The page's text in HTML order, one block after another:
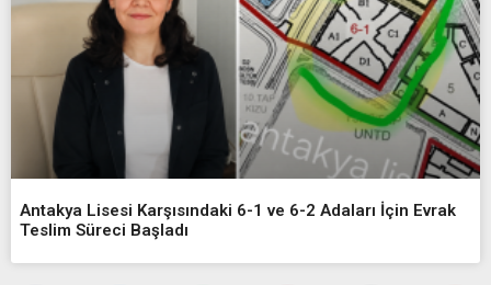
Antakya Lisesi Karşısındaki 6-1 ve 6-2 Adaları İçin Evrak
Teslim Süreci Başladı